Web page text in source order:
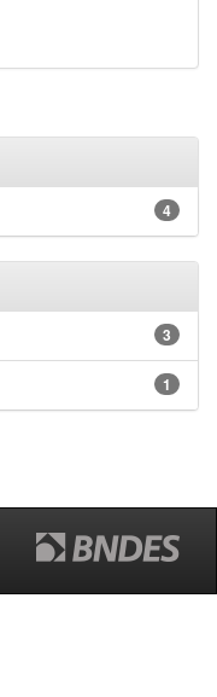
4
3
1